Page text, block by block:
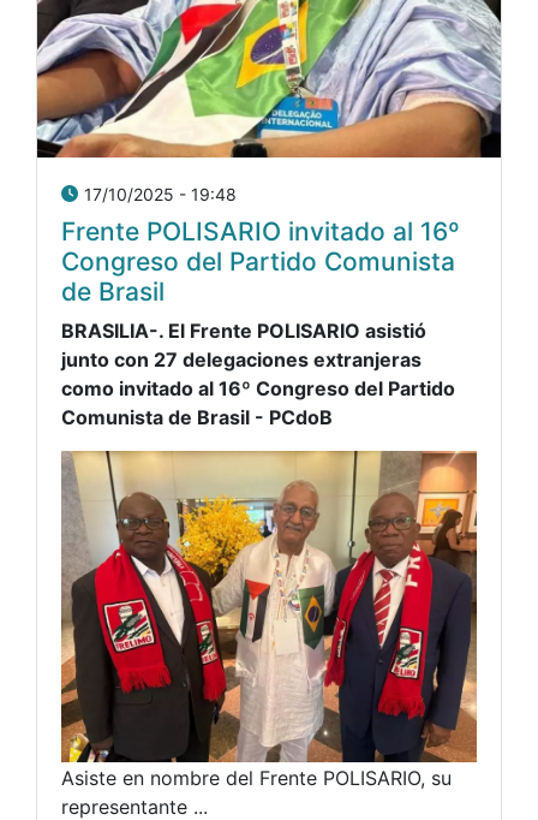
17/10/2025 - 19:48
Frente POLISARIO invitado al 16º
Congreso del Partido Comunista
de Brasil
BRASILIA-. El Frente POLISARIO asistió
junto con 27 delegaciones extranjeras
como invitado al 16º Congreso del Partido
Comunista de Brasil - PCdoB
Asiste en nombre del Frente POLISARIO, su
representante ...